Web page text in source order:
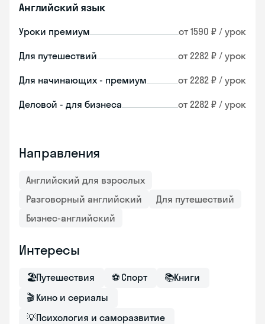
Английский язык
Уроки премиум от 1590 ₽ / урок
Для путешествий от 2282 ₽ / урок
Для начинающих - премиум от 2282 ₽ / урок
Деловой - для бизнеса от 2282 ₽ / урок
Направления
Английский для взрослых
Разговорный английский
Для путешествий
Бизнес-английский
Интересы
🏖Путешествия ⚽ Спорт 📚Книги
🎬 Кино и сериалы
💡Психология и саморазвитие